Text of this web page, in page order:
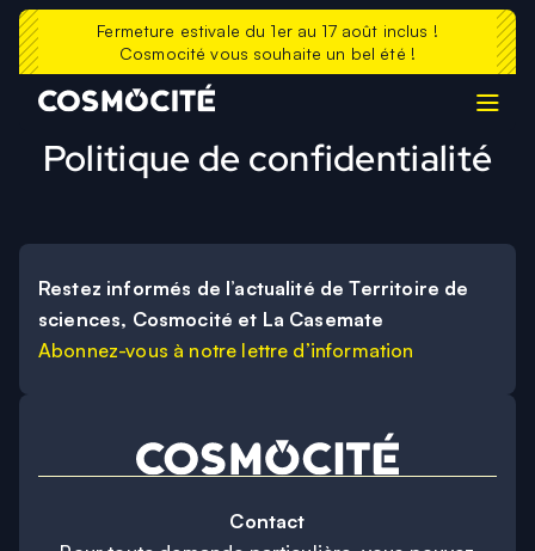
Fermeture estivale du 1er au 17 août inclus !
Cosmocité vous souhaite un bel été !
La Casemate
Echosciences
Contacts
Prolonger sa visite
Politique de confidentialité
Restez informés de l’actualité de Territoire de
sciences, Cosmocité et La Casemate
Abonnez-vous à notre lettre d’information
Contact